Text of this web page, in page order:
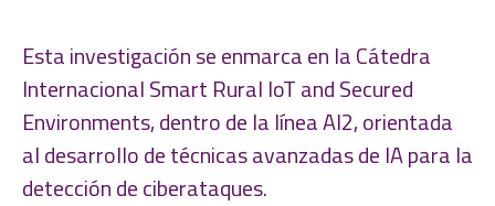
Esta investigación se enmarca en la Cátedra
Internacional Smart Rural IoT and Secured
Environments, dentro de la línea AI2, orientada
al desarrollo de técnicas avanzadas de IA para la
detección de ciberataques.